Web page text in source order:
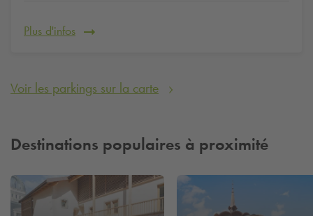
Plus d'infos
Voir les parkings sur la carte
Destinations populaires à proximité